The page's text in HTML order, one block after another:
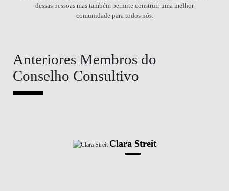
dessas pessoas mas também permite construir uma melhor
comunidade para todos nós.
Anteriores Membros do
Conselho Consultivo
Clara Streit